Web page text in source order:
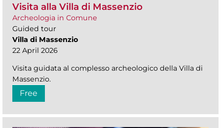
Visita alla Villa di Massenzio
Archeologia in Comune
Guided tour
Villa di Massenzio
22 April 2026
Visita guidata al complesso archeologico della Villa di
Massenzio.
Free